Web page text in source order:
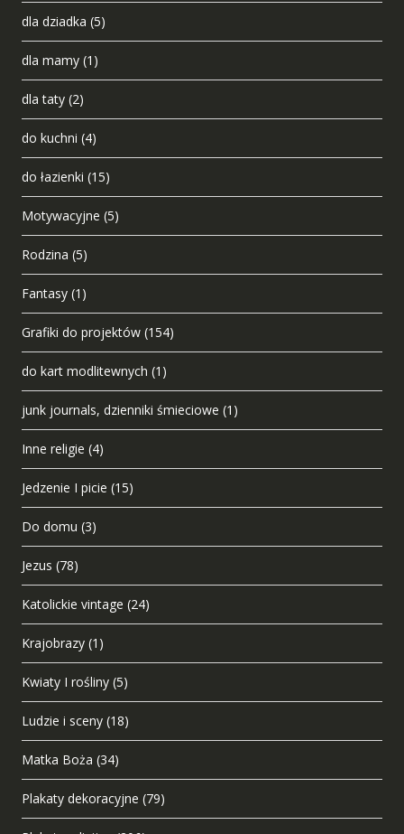
dla dziadka (5)
dla mamy (1)
dla taty (2)
do kuchni (4)
do łazienki (15)
Motywacyjne (5)
Rodzina (5)
Fantasy (1)
Grafiki do projektów (154)
do kart modlitewnych (1)
junk journals, dzienniki śmieciowe (1)
Inne religie (4)
Jedzenie I picie (15)
Do domu (3)
Jezus (78)
Katolickie vintage (24)
Krajobrazy (1)
Kwiaty I rośliny (5)
Ludzie i sceny (18)
Matka Boża (34)
Plakaty dekoracyjne (79)